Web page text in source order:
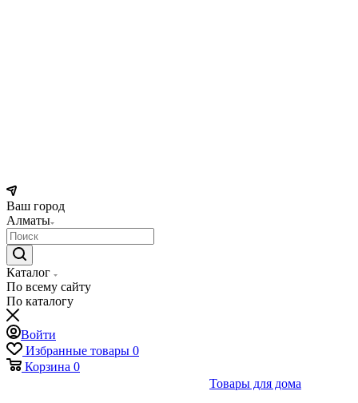
Ваш город
Алматы
Каталог
По всему сайту
По каталогу
Войти
Избранные товары 0
Корзина 0
Товары для дома